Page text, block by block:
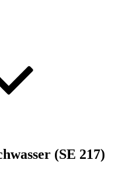
(SE 217)